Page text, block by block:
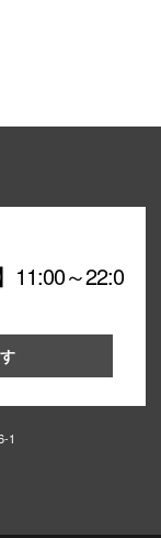
11:00～22:0
1